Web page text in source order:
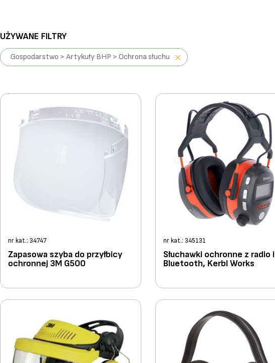
UŻYWANE FILTRY
Gospodarstwo > Artykuły BHP > Ochrona słuchu
nr kat.: 34747
Zapasowa szyba do przyłbicy
ochronnej 3M G500
nr kat.: 345131
Słuchawki ochronne z radio i
Bluetooth, Kerbl Works